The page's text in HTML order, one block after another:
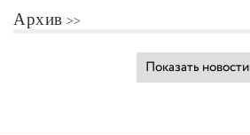
Архив
Показать новости